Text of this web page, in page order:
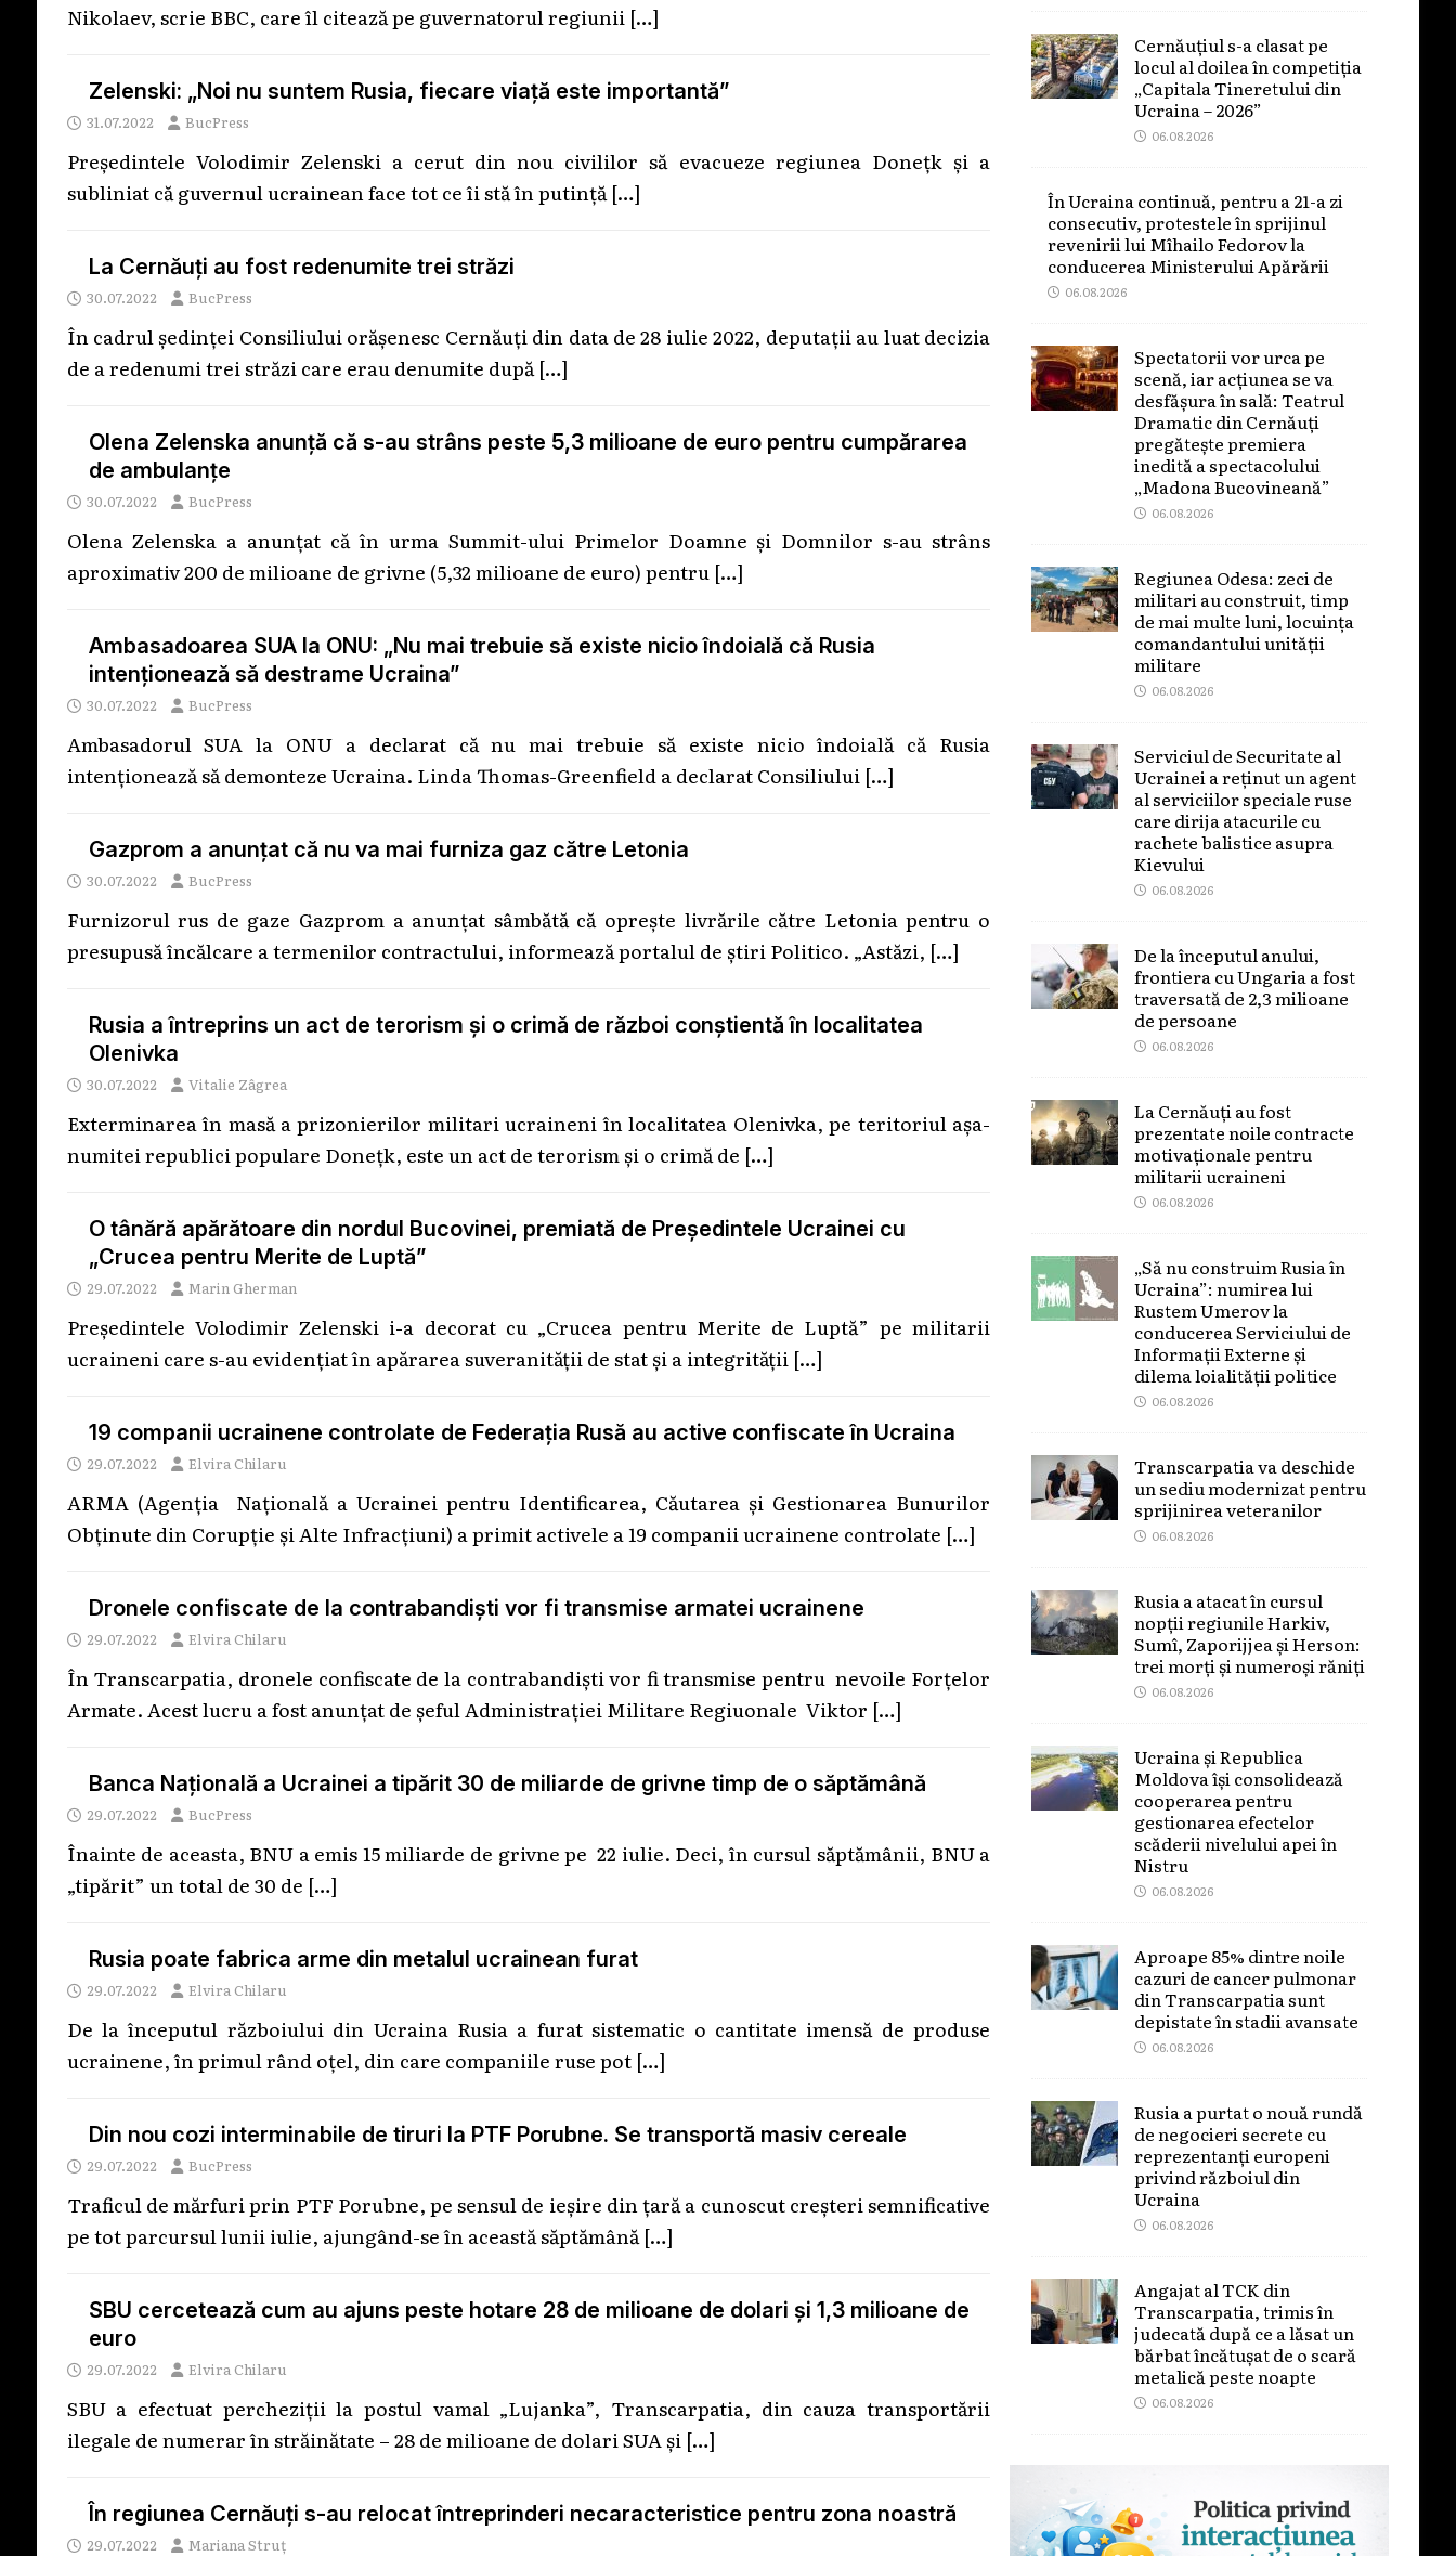
Nikolaev, scrie BBC, care îl citează pe guvernatorul regiunii […]
Zelenski: „Noi nu suntem Rusia, fiecare viață este importantă”
31.07.2022 BucPress
Președintele Volodimir Zelenski a cerut din nou civililor să evacueze regiunea Donețk și a
subliniat că guvernul ucrainean face tot ce îi stă în putință […]
La Cernăuți au fost redenumite trei străzi
30.07.2022 BucPress
În cadrul ședinței Consiliului orășenesc Cernăuți din data de 28 iulie 2022, deputații au luat decizia
de a redenumi trei străzi care erau denumite după […]
Olena Zelenska anunţă că s-au strâns peste 5,3 milioane de euro pentru cumpărarea
de ambulanţe
30.07.2022 BucPress
Olena Zelenska a anunţat că în urma Summit-ului Primelor Doamne şi Domnilor s-au strâns
aproximativ 200 de milioane de grivne (5,32 milioane de euro) pentru […]
Ambasadoarea SUA la ONU: „Nu mai trebuie să existe nicio îndoială că Rusia
intenționează să destrame Ucraina”
30.07.2022 BucPress
Ambasadorul SUA la ONU a declarat că nu mai trebuie să existe nicio îndoială că Rusia
intenţionează să demonteze Ucraina. Linda Thomas-Greenfield a declarat Consiliului […]
Gazprom a anunțat că nu va mai furniza gaz către Letonia
30.07.2022 BucPress
Furnizorul rus de gaze Gazprom a anunțat sâmbătă că oprește livrările către Letonia pentru o
presupusă încălcare a termenilor contractului, informează portalul de știri Politico. „Astăzi, […]
Rusia a întreprins un act de terorism și o crimă de război conștientă în localitatea
Olenivka
30.07.2022 Vitalie Zâgrea
Exterminarea în masă a prizonierilor militari ucraineni în localitatea Olenivka, pe teritoriul aşa-
numitei republici populare Doneţk, este un act de terorism şi o crimă de […]
O tânără apărătoare din nordul Bucovinei, premiată de Președintele Ucrainei cu
„Crucea pentru Merite de Luptă”
29.07.2022 Marin Gherman
Președintele Volodimir Zelenski i-a decorat cu „Crucea pentru Merite de Luptă” pe militarii
ucraineni care s-au evidențiat în apărarea suveranității de stat și a integrității […]
19 companii ucrainene controlate de Federația Rusă au active confiscate în Ucraina
29.07.2022 Elvira Chilaru
ARMA (Agenția Națională a Ucrainei pentru Identificarea, Căutarea și Gestionarea Bunurilor
Obținute din Corupție și Alte Infracțiuni) a primit activele a 19 companii ucrainene controlate […]
Dronele confiscate de la contrabandiști vor fi transmise armatei ucrainene
29.07.2022 Elvira Chilaru
În Transcarpatia, dronele confiscate de la contrabandişti vor fi transmise pentru nevoile Forţelor
Armate. Acest lucru a fost anunțat de șeful Administrației Militare Regiuonale Viktor […]
Banca Națională a Ucrainei a tipărit 30 de miliarde de grivne timp de o săptămână
29.07.2022 BucPress
Înainte de aceasta, BNU a emis 15 miliarde de grivne pe 22 iulie. Deci, în cursul săptămânii, BNU a
„tipărit” un total de 30 de […]
Rusia poate fabrica arme din metalul ucrainean furat
29.07.2022 Elvira Chilaru
De la începutul războiului din Ucraina Rusia a furat sistematic o cantitate imensă de produse
ucrainene, în primul rând oțel, din care companiile ruse pot […]
Din nou cozi interminabile de tiruri la PTF Porubne. Se transportă masiv cereale
29.07.2022 BucPress
Traficul de mărfuri prin PTF Porubne, pe sensul de ieșire din țară a cunoscut creșteri semnificative
pe tot parcursul lunii iulie, ajungând-se în această săptămână […]
SBU cercetează cum au ajuns peste hotare 28 de milioane de dolari și 1,3 milioane de
euro
29.07.2022 Elvira Chilaru
SBU a efectuat percheziții la postul vamal „Lujanka”, Transcarpatia, din cauza transportării
ilegale de numerar în străinătate – 28 de milioane de dolari SUA și […]
În regiunea Cernăuți s-au relocat întreprinderi necaracteristice pentru zona noastră
29.07.2022 Mariana Struț
Cernăuțiul s-a clasat pe
locul al doilea în competiția
„Capitala Tineretului din
Ucraina – 2026”
06.08.2026
În Ucraina continuă, pentru a 21-a zi
consecutiv, protestele în sprijinul
revenirii lui Mîhailo Fedorov la
conducerea Ministerului Apărării
06.08.2026
Spectatorii vor urca pe
scenă, iar acțiunea se va
desfășura în sală: Teatrul
Dramatic din Cernăuți
pregătește premiera
inedită a spectacolului
„Madona Bucovineană”
06.08.2026
Regiunea Odesa: zeci de
militari au construit, timp
de mai multe luni, locuința
comandantului unității
militare
06.08.2026
Serviciul de Securitate al
Ucrainei a reținut un agent
al serviciilor speciale ruse
care dirija atacurile cu
rachete balistice asupra
Kievului
06.08.2026
De la începutul anului,
frontiera cu Ungaria a fost
traversată de 2,3 milioane
de persoane
06.08.2026
La Cernăuți au fost
prezentate noile contracte
motivaționale pentru
militarii ucraineni
06.08.2026
„Să nu construim Rusia în
Ucraina”: numirea lui
Rustem Umerov la
conducerea Serviciului de
Informații Externe și
dilema loialității politice
06.08.2026
Transcarpatia va deschide
un sediu modernizat pentru
sprijinirea veteranilor
06.08.2026
Rusia a atacat în cursul
nopții regiunile Harkiv,
Sumî, Zaporijjea și Herson:
trei morți și numeroși răniți
06.08.2026
Ucraina și Republica
Moldova își consolidează
cooperarea pentru
gestionarea efectelor
scăderii nivelului apei în
Nistru
06.08.2026
Aproape 85% dintre noile
cazuri de cancer pulmonar
din Transcarpatia sunt
depistate în stadii avansate
06.08.2026
Rusia a purtat o nouă rundă
de negocieri secrete cu
reprezentanți europeni
privind războiul din
Ucraina
06.08.2026
Angajat al TCK din
Transcarpatia, trimis în
judecată după ce a lăsat un
bărbat încătușat de o scară
metalică peste noapte
06.08.2026